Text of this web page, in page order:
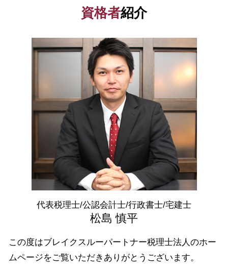
電子 定款 代行
補助金 助成金 違い
発起 設立
事業資金 調達 方法
日本政策金融公庫 借入申込書
日本政策金融公庫 金利
ベンチャー 資金調達
起業 補助金
株式会社 資本金
確定申告 必要な人
会社 税金
節税対策 個人事業主
青色申告と白色申告 違い
白色申告 経費 上限
確定申告 必要書類
年末調整 必要書類
確定申告 所得税
税務申告書 種類
確定申告 etax
青色申告 開業届
会社設立 港区 税理士
融資 渋谷区 税理士
資金調達 渋谷区 税理士
会社設立 東京都 税理士
資金調達 中央区 相談
資金調達 神奈川県 税理士
会社設立 栃木県 相談
会社設立 神奈川県 相談
資金調達 東京都 税理士
融資 埼玉県 相談
税務相談 神奈川県 税理士
資金調達 千葉県 相談
融資 江東区 税理士
会社設立 茨城県 税理士
税務相談 東京都 相談
資格者紹介
代表税理士/公認会計士/行政書士/宅建士
松島 慎平
この度はブレイクスルーパートナー税理士法人のホー
ムページをご覧いただきありがとうございます。